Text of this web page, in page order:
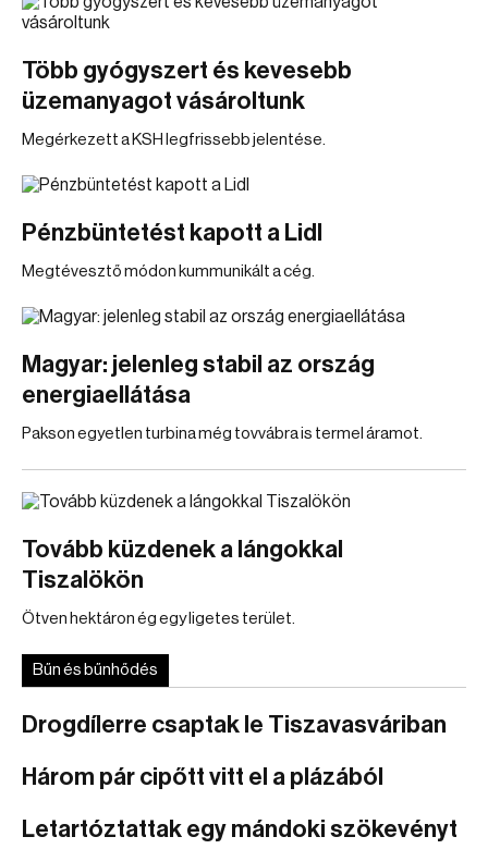
Több gyógyszert és kevesebb
üzemanyagot vásároltunk
Megérkezett a KSH legfrissebb jelentése.
Pénzbüntetést kapott a Lidl
Megtévesztő módon kummunikált a cég.
Magyar: jelenleg stabil az ország
energiaellátása
Pakson egyetlen turbina még tovvábra is termel áramot.
Tovább küzdenek a lángokkal
Tiszalökön
Ötven hektáron ég egy ligetes terület.
Bűn és bűnhődés
Drogdílerre csaptak le Tiszavasváriban
Három pár cipőtt vitt el a plázából
Letartóztattak egy mándoki szökevényt